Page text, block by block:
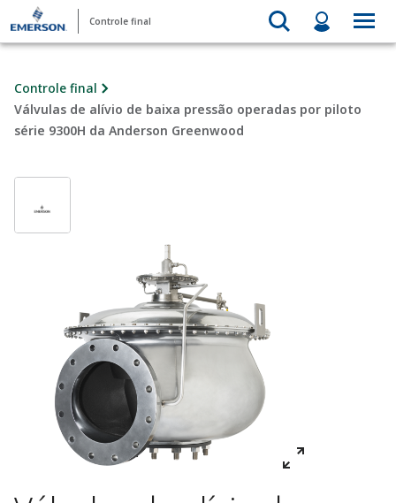
Controle final
Controle final
Válvulas de alívio de baixa pressão operadas por piloto
série 9300H da Anderson Greenwood